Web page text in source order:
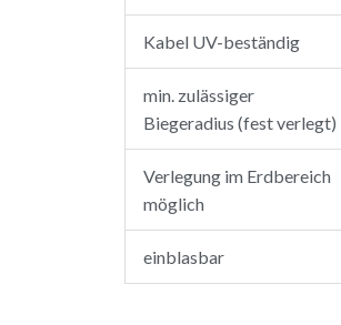
Kabel UV-beständig
min. zulässiger
Biegeradius (fest verlegt)
Verlegung im Erdbereich
möglich
einblasbar